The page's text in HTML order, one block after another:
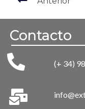
Contacto
(+ 34)